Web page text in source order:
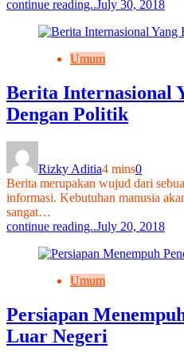
continue reading..July 30, 2018
Umum
Berita Internasional
Dengan Politik
Rizky Aditia4 mins0
Berita merupakan wujud dari
informasi. Kebutuhan manusia
sangat…
continue reading..July 20, 2018
Umum
Persiapan
Luar Negeri